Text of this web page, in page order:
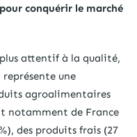
conquérir le marché
attentif à la qualité,
une
agroalimentaires
notamment de France
des produits frais (27